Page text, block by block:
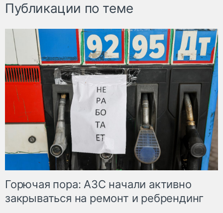
Публикации по теме
Горючая пора: АЗС начали активно
закрываться на ремонт и ребрендинг